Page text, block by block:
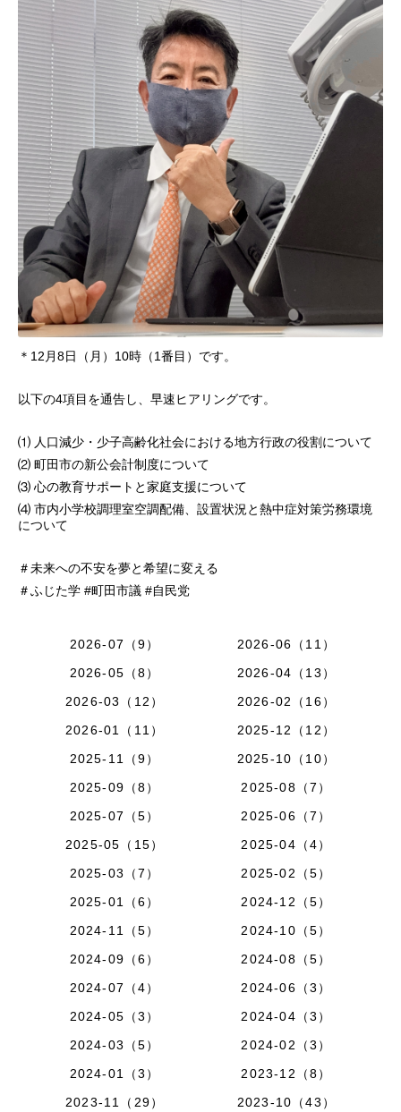
＊12月8日（月）10時（1番目）です。
以下の4項目を通告し、早速ヒアリングです。
⑴ 人口減少・少子高齢化社会における地方行政の役割について
⑵ 町田市の新公会計制度について
⑶ 心の教育サポートと家庭支援について
⑷ 市内小学校調理室空調配備、設置状況と熱中症対策労務環境
について
＃未来への不安を夢と希望に変える
＃ふじた学 #町田市議 #自民党
2026-07（9）
2026-06（11）
2026-05（8）
2026-04（13）
2026-03（12）
2026-02（16）
2026-01（11）
2025-12（12）
2025-11（9）
2025-10（10）
2025-09（8）
2025-08（7）
2025-07（5）
2025-06（7）
2025-05（15）
2025-04（4）
2025-03（7）
2025-02（5）
2025-01（6）
2024-12（5）
2024-11（5）
2024-10（5）
2024-09（6）
2024-08（5）
2024-07（4）
2024-06（3）
2024-05（3）
2024-04（3）
2024-03（5）
2024-02（3）
2024-01（3）
2023-12（8）
2023-11（29）
2023-10（43）